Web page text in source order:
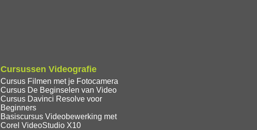
Cursussen Videografie
Cursus Filmen met je Fotocamera
Cursus De Beginselen van Video
Cursus Davinci Resolve voor
Beginners
Basiscursus Videobewerking met
Corel VideoStudio X10